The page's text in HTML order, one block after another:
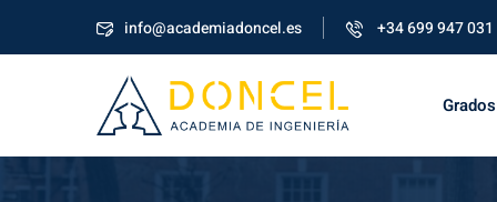
info@academiadoncel.es +34 699 947 031
Grados